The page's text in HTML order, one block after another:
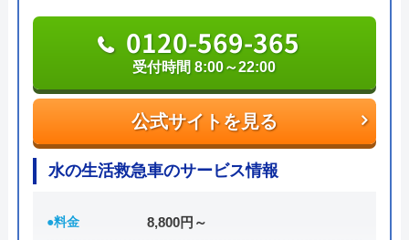
公式サイトを見る
0120-002-513
受付時間 24時間
水110番の基本情報
代表者 森吉寛裕
公式サイトを見る
0120-569-365
受付時間 8:00～22:00
水の生活救急車のサービス情報
●料金 8,800円～